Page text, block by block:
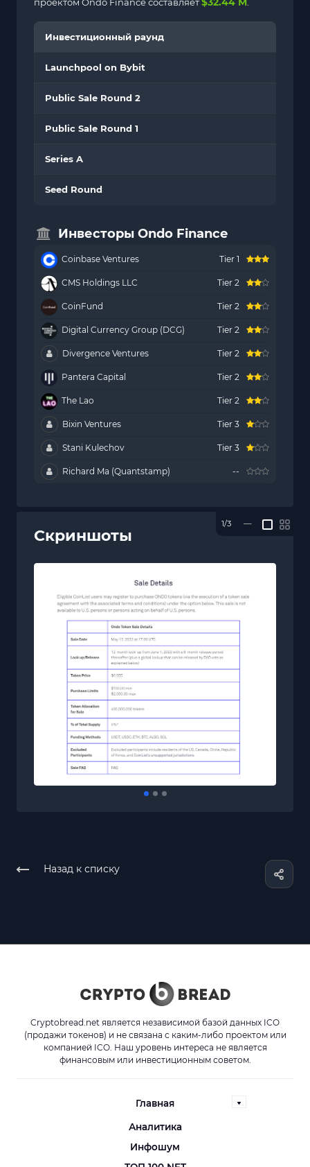
Инвестиционный раунд
Launchpool on Bybit
Public Sale Round 2
Public Sale Round 1
Series A
Seed Round
Инвесторы Ondo Finance
Coinbase Ventures Tier 1
CMS Holdings LLC Tier 2
CoinFund Tier 2
Digital Currency Group (DCG) Tier 2
Divergence Ventures Tier 2
Pantera Capital Tier 2
The Lao Tier 2
Bixin Ventures Tier 3
Stani Kulechov Tier 3
Richard Ma (Quantstamp) --
Скриншоты
1/3 —
Назад к списку
Cryptobread.net является независимой базой данных ICO
(продажи токенов) и не связана с каким-либо проектом или
компанией ICO. Наш уровень интереса не является
финансовым или инвестиционным советом.
Главная
Аналитика
Инфошум